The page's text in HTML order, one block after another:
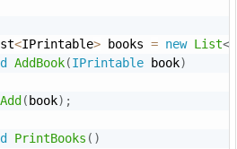
<IPrintable> books = new List<
AddBook(IPrintable book)
Add ( book) ;
PrintBooks ( )